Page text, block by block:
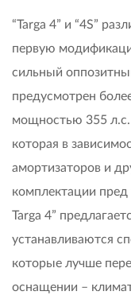
“Targa 4” и “4S”
первую
сильный
предусмотрен
мощностью 355 л.с.
которая в
амортизаторов и
комплектации
Targa 4”
устанавливаются
которые лучше
оснащении –